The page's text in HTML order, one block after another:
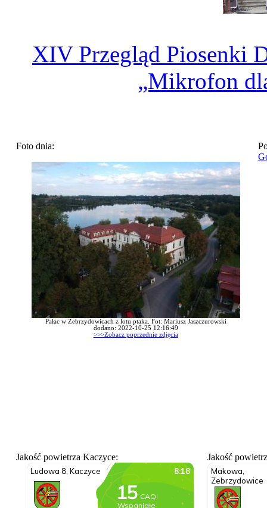
XIV Przegląd Piosenki
„Mikrofon
Foto dnia:
Pałac w Zebrzydowicach z lotu ptaka. Fot: Mariusz Jaszczurowski
dodano: 2022-10-25 12:16:49
>>>Zobacz poprzednie zdjęcia
Jakość powietrza Kaczyce: Jakość